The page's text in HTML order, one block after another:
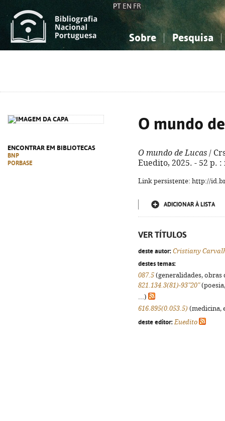
PT EN FR
Sobre Pesquisa
ENCONTRAR EM BIBLIOTECAS
BNP
PORBASE
O mundo
O mundo de Lucas /
Euedito, 2025. - 52 p. :
Link persistente: http://
ADICIONAR À LISTA
VER TÍTULOS
deste autor: Cristiany
destes temas:
087.5 (generalidades,
821.134.3(81)-93"20"
...)
616.895(0.053.5) (medicina,
deste editor: Euedito